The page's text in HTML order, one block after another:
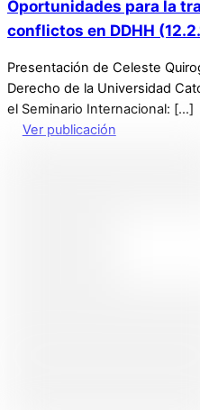
Oportunidades para la
conflictos en DDHH
Presentación de Celeste
Derecho de la Universidad
el Seminario Internacional: […]
Ver publicación